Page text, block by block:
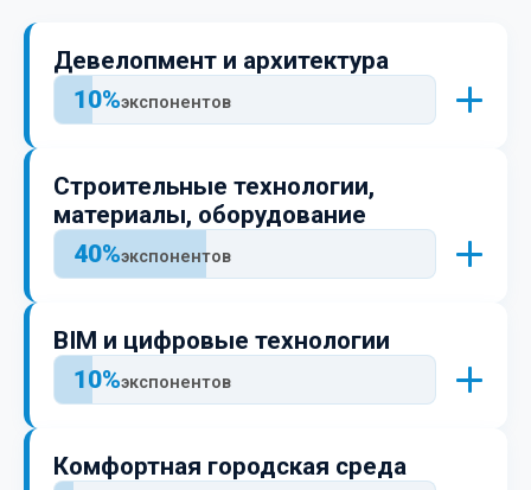
Девелопмент и архитектура
10%экспонентов
Строительные технологии,
материалы, оборудование
40%экспонентов
BIM и цифровые технологии
10%экспонентов
Комфортная городская среда